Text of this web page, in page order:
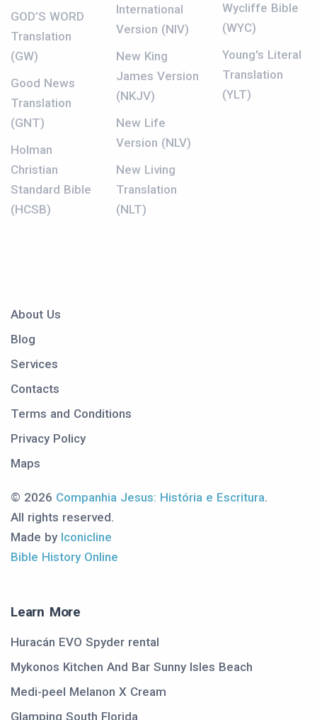
GOD’S WORD
Translation
(GW)
Good News
Translation
(GNT)
Holman
Christian
Standard Bible
(HCSB)
International
Version (NIV)
New King
James Version
(NKJV)
New Life
Version (NLV)
New Living
Translation
(NLT)
Wycliffe Bible
(WYC)
Young's Literal
Translation
(YLT)
About Us
Blog
Services
Contacts
Terms and Conditions
Privacy Policy
Maps
© 2026 Companhia Jesus: História e Escritura.
All rights reserved.
Made by Iconicline
Bible History Online
Learn More
Huracán EVO Spyder rental
Mykonos Kitchen And Bar Sunny Isles Beach
Medi-peel Melanon X Cream
Glamping South Florida